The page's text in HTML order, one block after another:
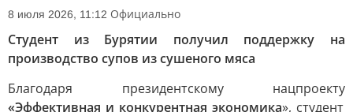
8 июля 2026, 11:12 Официально
Студент из Бурятии получил поддержку на
производство супов из сушеного мяса
Благодаря президентскому нацпроекту
«Эффективная и конкурентная экономика», студент